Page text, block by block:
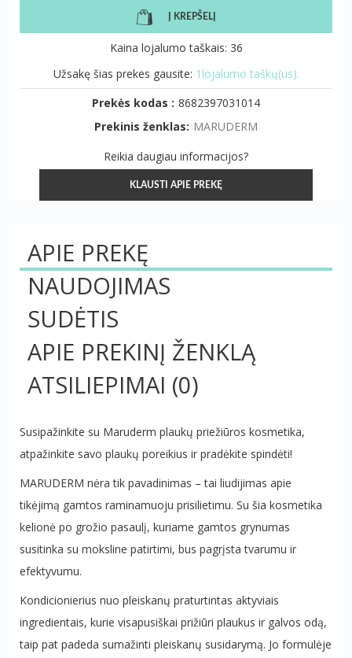
Į KREPŠELĮ
Kaina lojalumo taškais: 36
Užsakę šias prekes gausite: 1lojalumo taškų(us).
Prekės kodas : 8682397031014
Prekinis ženklas: MARUDERM
Reikia daugiau informacijos?
KLAUSTI APIE PREKĘ
APIE PREKĘ
NAUDOJIMAS
SUDĖTIS
APIE PREKINĮ ŽENKLĄ
ATSILIEPIMAI (0)
Susipažinkite su Maruderm plaukų priežiūros kosmetika,
atpažinkite savo plaukų poreikius ir pradėkite spindėti!
MARUDERM nėra tik pavadinimas – tai liudijimas apie
tikėjimą gamtos raminamuoju prisilietimu. Su šia kosmetika
kelionė po grožio pasaulį, kuriame gamtos grynumas
susitinka su moksline patirtimi, bus pagrįsta tvarumu ir
efektyvumu.
Kondicionierius nuo pleiskanų praturtintas aktyviais
ingredientais, kurie visapusiškai prižiūri plaukus ir galvos odą,
taip pat padeda sumažinti pleiskanų susidarymą. Jo formulėje